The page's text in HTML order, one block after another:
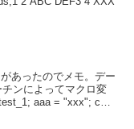
あったのでメモ。デー
ンによってマクロ変
aaa = "xxx"; call